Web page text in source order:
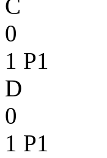
C
0
1 P1
D
0
1 P1